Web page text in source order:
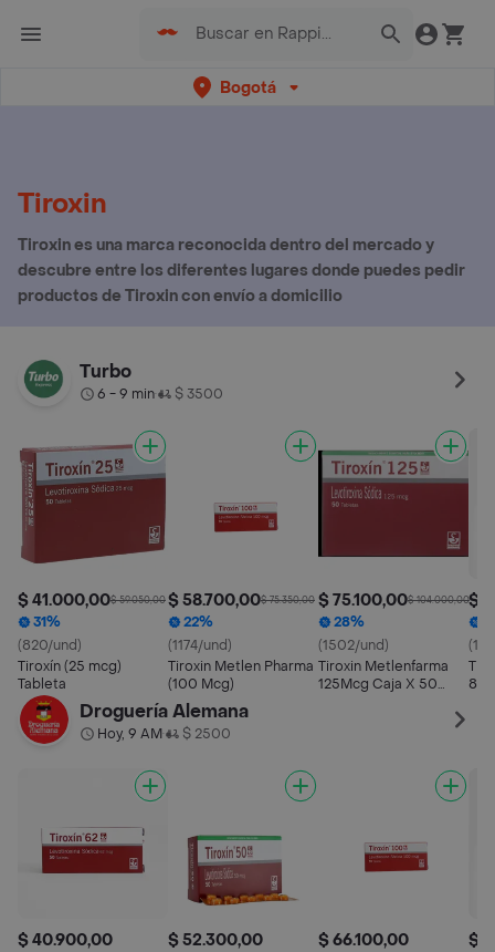
Bogotá
Tiroxin
Tiroxin es una marca reconocida dentro del mercado y
descubre entre los diferentes lugares donde puedes pedir
productos de Tiroxin con envío a domicilio
Turbo
6 - 9 min• $ 3500
$ 41.000,00$ 59.050,00
31%
(820/und)
Tiroxín (25 mcg)
Tableta
$ 58.700,00$ 75.350,00
22%
(1174/und)
Tiroxin Metlen Pharma
(100 Mcg)
$ 75.100,00$ 104.000,00
28%
(1502/und)
Tiroxin Metlenfarma
125Mcg Caja X 50
$
88
Droguería Alemana
Hoy, 9 AM• $ 2500
$ 40.900,00 $ 52.300,00 $ 66.100,00 $